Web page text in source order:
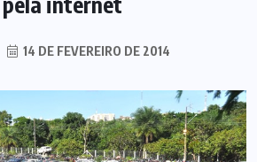
14 DE FEVEREIRO DE 2014